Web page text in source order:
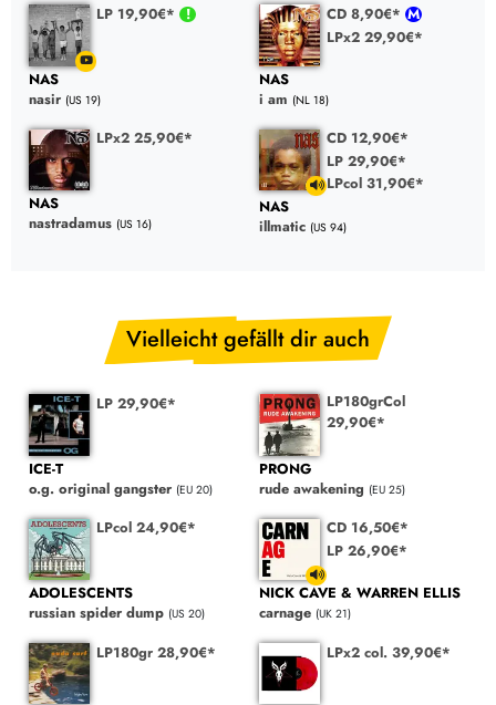
LP 19,90€*
NAS
nasir (US 19)
CD 8,90€*
LPx2 29,90€*
NAS
i am (NL 18)
LPx2 25,90€*
NAS
nastradamus (US 16)
CD 12,90€*
LP 29,90€*
LPcol 31,90€*
NAS
illmatic (US 94)
Vielleicht gefällt dir auch
LP 29,90€*
ICE-T
o.g. original gangster (EU 20)
LP180grCol
29,90€*
PRONG
rude awakening (EU 25)
LPcol 24,90€*
ADOLESCENTS
russian spider dump (US 20)
CD 16,50€*
LP 26,90€*
NICK CAVE & WARREN ELLIS
carnage (UK 21)
LP180gr 28,90€* LPx2 col. 39,90€*